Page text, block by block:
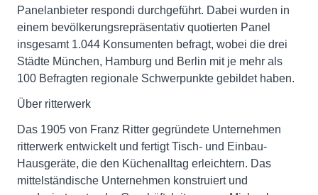
Panelanbieter respondi durchgeführt. Dabei wurden in
einem bevölkerungsrepräsentativ quotierten Panel
insgesamt 1.044 Konsumenten befragt, wobei die drei
Städte München, Hamburg und Berlin mit je mehr als
100 Befragten regionale Schwerpunkte gebildet haben.
Über ritterwerk
Das 1905 von Franz Ritter gegründete Unternehmen
ritterwerk entwickelt und fertigt Tisch- und Einbau-
Hausgeräte, die den Küchenalltag erleichtern. Das
mittelständische Unternehmen konstruiert und